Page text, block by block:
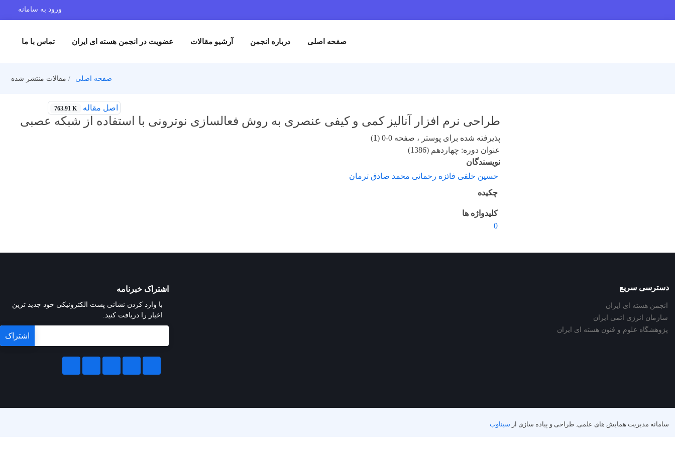
ورود به سامانه
صفحه اصلی درباره انجمن آرشیو مقالات عضویت در انجمن هسته ای ایران تماس با ما
صفحه اصلی مقالات منتشر شده
اصل مقاله 763.91 K
طراحی نرم افزار آنالیز کمی و کیفی عنصری به روش فعالسازی نوترونی با استفاده از شبکه عصبی
پذیرفته شده برای پوستر ، صفحه 0-0 ( 1
)
عنوان دوره: چهاردهم (1386)
نویسندگان
حسین خلفی فائزه رحمانی محمد صادق ترمان
چکیده
کلیدواژه ها
0
دسترسی سریع
انجمن هسته ای ایران
سازمان انرژی اتمی ایران
پژوهشگاه علوم و فنون هسته ای ایران
اشتراک خبرنامه
با وارد کردن نشانی پست الکترونیکی خود جدید ترین
اخبار را دریافت کنید.
سامانه مدیریت همایش های علمی. طراحی و پیاده سازی از سیناوب